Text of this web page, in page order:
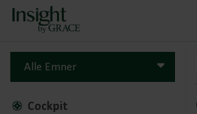
Alle Emner
Cockpit